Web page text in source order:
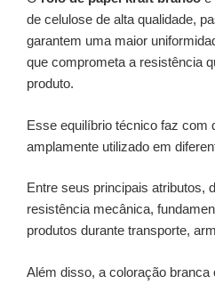
de celulose de alta qualidade,
garantem uma maior
que comprometa a resistência
produto.
Esse equilíbrio técnico faz com
amplamente utilizado em
Entre seus principais atributos,
resistência mecânica,
produtos durante transporte,
Além disso, a coloração